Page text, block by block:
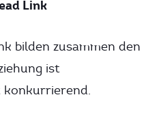
Link
bilden zusammen den
ist